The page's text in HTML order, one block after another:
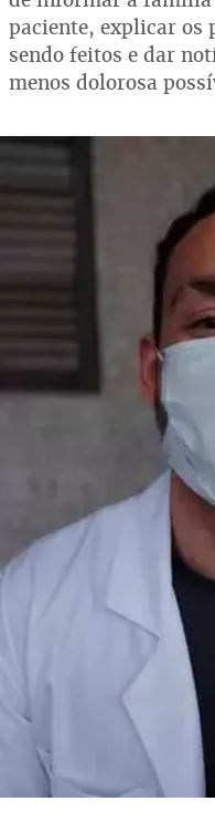
paciente, explicar os
sendo feitos e dar
menos dolorosa